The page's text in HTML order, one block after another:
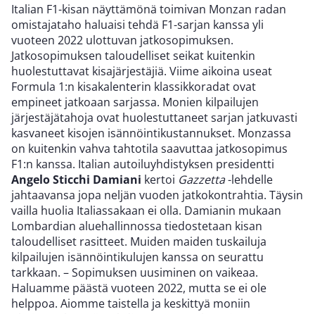
Italian F1-kisan näyttämönä toimivan Monzan radan
omistajataho haluaisi tehdä F1-sarjan kanssa yli
vuoteen 2022 ulottuvan jatkosopimuksen.
Jatkosopimuksen taloudelliset seikat kuitenkin
huolestuttavat kisajärjestäjiä. Viime aikoina useat
Formula 1:n kisakalenterin klassikkoradat ovat
empineet jatkoaan sarjassa. Monien kilpailujen
järjestäjätahoja ovat huolestuttaneet sarjan jatkuvasti
kasvaneet kisojen isännöintikustannukset. Monzassa
on kuitenkin vahva tahtotila saavuttaa jatkosopimus
F1:n kanssa. Italian autoiluyhdistyksen presidentti
Angelo Sticchi Damiani kertoi Gazzetta-lehdelle
jahtaavansa jopa neljän vuoden jatkokontrahtia. Täysin
vailla huolia Italiassakaan ei olla. Damianin mukaan
Lombardian aluehallinnossa tiedostetaan kisan
taloudelliset rasitteet. Muiden maiden tuskailuja
kilpailujen isännöintikulujen kanssa on seurattu
tarkkaan. – Sopimuksen uusiminen on vaikeaa.
Haluamme päästä vuoteen 2022, mutta se ei ole
helppoa. Aiomme taistella ja keskittyä moniin